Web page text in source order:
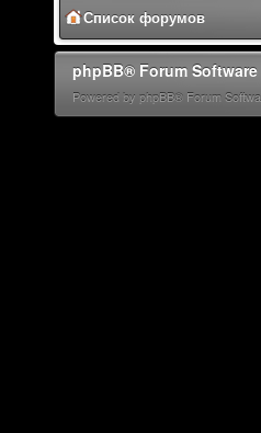
Список форумов
phpBB® Forum Software
Powered by phpBB® Forum